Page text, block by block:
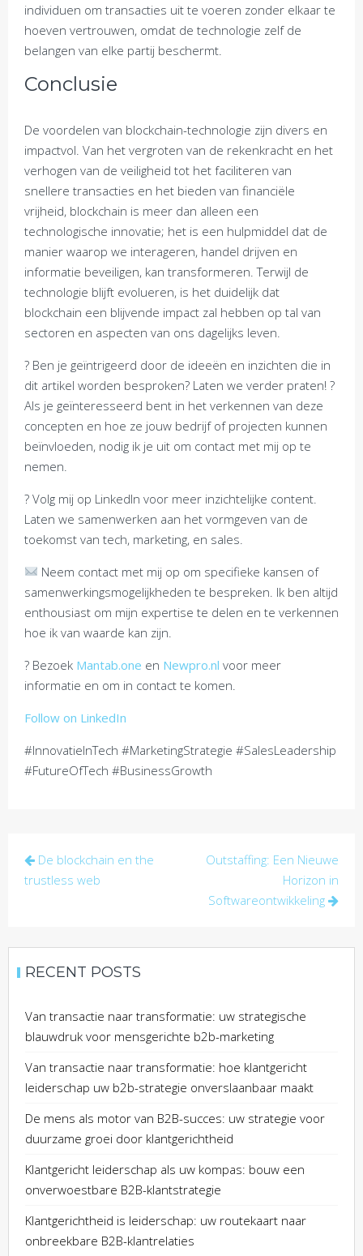
individuen om transacties uit te voeren zonder elkaar te
hoeven vertrouwen, omdat de technologie zelf de
belangen van elke partij beschermt.
Conclusie
De voordelen van blockchain-technologie zijn divers en
impactvol. Van het vergroten van de rekenkracht en het
verhogen van de veiligheid tot het faciliteren van
snellere transacties en het bieden van financiële
vrijheid, blockchain is meer dan alleen een
technologische innovatie; het is een hulpmiddel dat de
manier waarop we interageren, handel drijven en
informatie beveiligen, kan transformeren. Terwijl de
technologie blijft evolueren, is het duidelijk dat
blockchain een blijvende impact zal hebben op tal van
sectoren en aspecten van ons dagelijks leven.
? Ben je geïntrigeerd door de ideeën en inzichten die in
dit artikel worden besproken? Laten we verder praten! ?
Als je geïnteresseerd bent in het verkennen van deze
concepten en hoe ze jouw bedrijf of projecten kunnen
beïnvloeden, nodig ik je uit om contact met mij op te
nemen.
? Volg mij op LinkedIn voor meer inzichtelijke content.
Laten we samenwerken aan het vormgeven van de
toekomst van tech, marketing, en sales.
Neem contact met mij op om specifieke kansen of
samenwerkingsmogelijkheden te bespreken. Ik ben altijd
enthousiast om mijn expertise te delen en te verkennen
hoe ik van waarde kan zijn.
? Bezoek Mantab.one en Newpro.nl voor meer
informatie en om in contact te komen.
Follow on LinkedIn
#InnovatieInTech #MarketingStrategie #SalesLeadership
#FutureOfTech #BusinessGrowth
Post
navigation
De blockchain en the
trustless web
Outstaffing: Een Nieuwe
Horizon in
Softwareontwikkeling
RECENT POSTS
Van transactie naar transformatie: uw strategische
blauwdruk voor mensgerichte b2b-marketing
Van transactie naar transformatie: hoe klantgericht
leiderschap uw b2b-strategie onverslaanbaar maakt
De mens als motor van B2B-succes: uw strategie voor
duurzame groei door klantgerichtheid
Klantgericht leiderschap als uw kompas: bouw een
onverwoestbare B2B-klantstrategie
Klantgerichtheid is leiderschap: uw routekaart naar
onbreekbare B2B-klantrelaties